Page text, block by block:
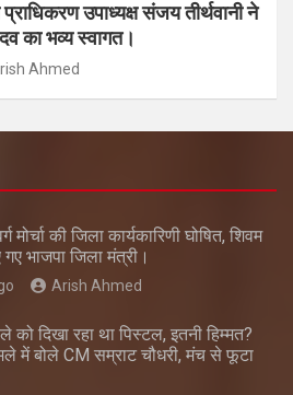
प्राधिकरण उपाध्यक्ष संजय तीर्थवानी ने
का भव्य स्वागत।
Ahmed
मोर्चा की जिला कार्यकारिणी घोषित, शिवम
गए भाजपा जिला मंत्री।
Arish Ahmed
को दिखा रहा था पिस्टल, इतनी हिम्मत?
में बोले CM सम्राट चौधरी, मंच से फूटा